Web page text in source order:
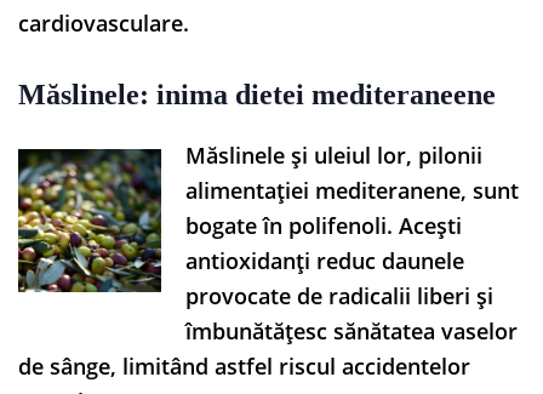
cardiovasculare.
Măslinele: inima dietei mediteraneene
Măslinele și uleiul lor, pilonii
alimentației mediteranene, sunt
bogate în polifenoli. Acești
antioxidanți reduc daunele
provocate de radicalii liberi și
îmbunătățesc sănătatea vaselor
de sânge, limitând astfel riscul accidentelor